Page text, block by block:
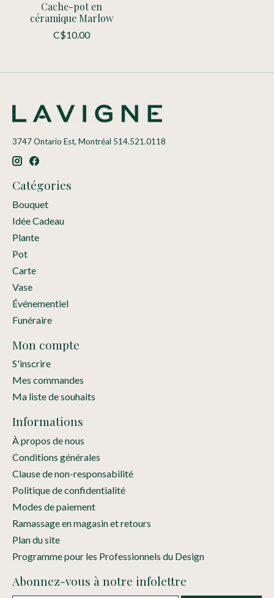
Cache-pot en
céramique Marlow
C$10.00
3747 Ontario Est, Montréal 514.521.0118
Catégories
Bouquet
Idée Cadeau
Plante
Pot
Carte
Vase
Événementiel
Funéraire
Mon compte
S'inscrire
Mes commandes
Ma liste de souhaits
Informations
À propos de nous
Conditions générales
Clause de non-responsabilité
Politique de confidentialité
Modes de paiement
Ramassage en magasin et retours
Plan du site
Programme pour les Professionnels du Design
Abonnez-vous à notre infolettre